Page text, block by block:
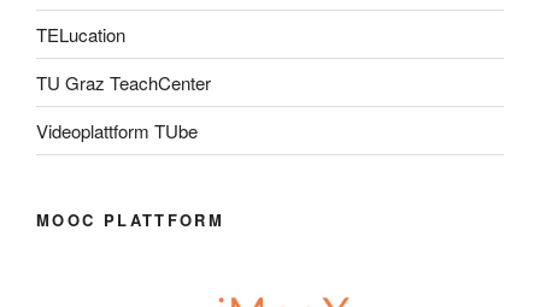
TELucation
TU Graz TeachCenter
Videoplattform TUbe
MOOC PLATTFORM